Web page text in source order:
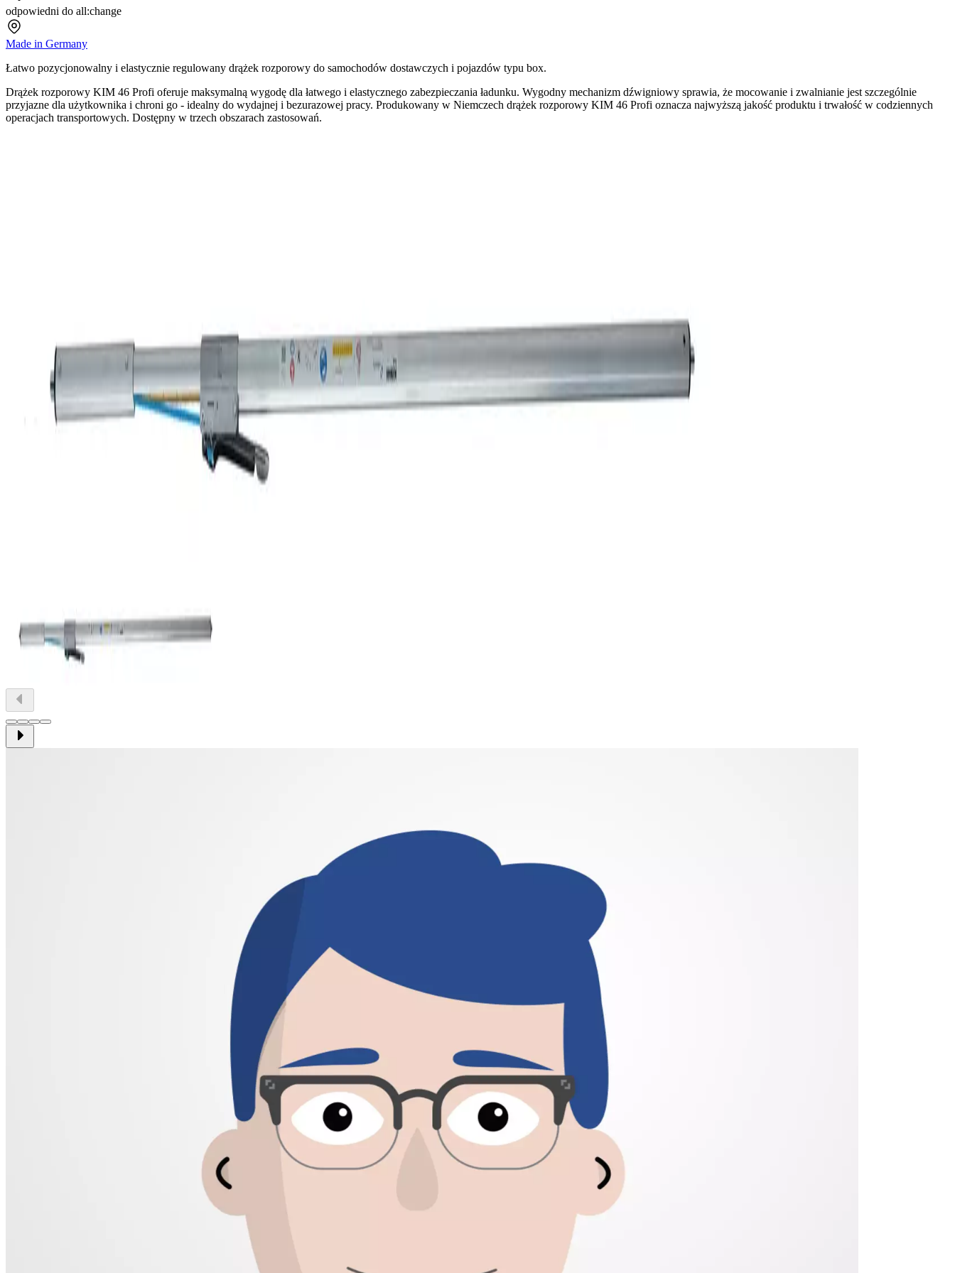
odpowiedni do all:change
Made in Germany
Łatwo pozycjonowalny i elastycznie regulowany drążek rozporowy do samochodów dostawczych i pojazdów typu box.
Drążek rozporowy KIM 46 Profi oferuje maksymalną wygodę dla łatwego i elastycznego zabezpieczania ładunku. Wygodny mechanizm dźwigniowy sprawia, że mocowanie i zwalnianie jest szczególnie
przyjazne dla użytkownika i chroni go - idealny do wydajnej i bezurazowej pracy. Produkowany w Niemczech drążek rozporowy KIM 46 Profi oznacza najwyższą jakość produktu i trwałość w codziennych
operacjach transportowych. Dostępny w trzech obszarach zastosowań.